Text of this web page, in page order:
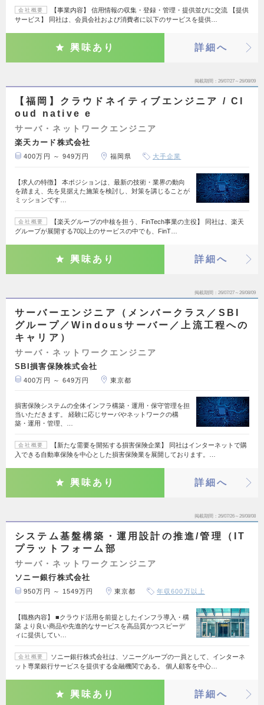
会社概要
【事業内容】 信用情報の収集・登録・管理・提供並びに交流 【提供
サービス】 同社は、会員会社および消費者に以下のサービスを提供…
興味あり 詳細へ
掲載期間 26/07/27～26/08/09
【福岡】クラウドネイティブエンジニア / Cl
oud native e
サーバ・ネットワークエンジニア
楽天カード株式会社
400万円 ～ 949万円 福岡県 大手企業
【求人の特徴】 本ポジションは、最新の技術・業界の動向
を踏まえ、先を見据えた施策を検討し、対策を講じることが
ミッションです…
会社概要
【楽天グループの中核を担う、FinTech事業の主役】 同社は、楽天
グループが展開する70以上のサービスの中でも、FinT…
興味あり 詳細へ
掲載期間 26/07/27～26/08/09
サーバーエンジニア（メンバークラス／SBI
グループ／Windousサーバー／上流工程への
キャリア）
サーバ・ネットワークエンジニア
SBI損害保険株式会社
400万円 ～ 649万円 東京都
損害保険システムの全体インフラ構築・運用・保守管理を担
当いただきます。 経験に応じサーバやネットワークの構
築・運用・管理、…
会社概要
【新たな需要を開拓する損害保険企業】 同社はインターネットで購
入できる自動車保険を中心とした損害保険業を展開しております。…
興味あり 詳細へ
掲載期間 26/07/26～26/08/08
システム基盤構築・運用設計の推進/管理（IT
プラットフォーム部
サーバ・ネットワークエンジニア
ソニー銀行株式会社
950万円 ～ 1549万円 東京都 年収600万以上
【職務内容】 ■クラウド活用を前提としたインフラ導入・構
築 より良い商品や先進的なサービスを高品質かつスピーデ
ィに提供してい…
会社概要
ソニー銀行株式会社は、ソニーグループの一員として、インターネ
ット専業銀行サービスを提供する金融機関である。 個人顧客を中心…
興味あり 詳細へ